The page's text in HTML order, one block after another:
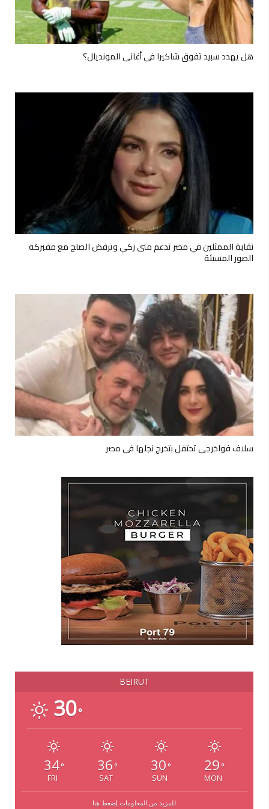
هل يهدد سبيد تفوق شاكيرا في أغاني المونديال؟
نقابة الممثلين في مصر تدعم منى زكي وترفض الصلح مع مفبركة
الصور المسيئة
سلاف فواخرجي تحتفل بتخرج نجلها في مصر
BEIRUT
30°
34°
FRI
36 °
SAT
30 °
SUN
29 °
MON
للمزيد من المعلومات إضغط هنا